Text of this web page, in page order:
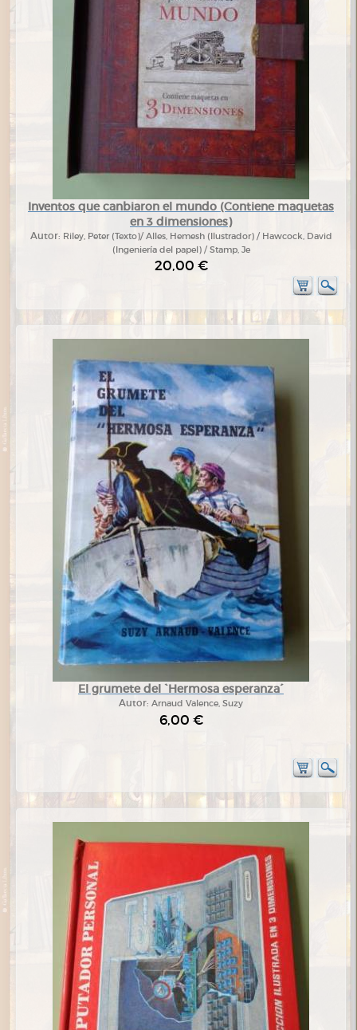
Inventos que canbiaron el mundo (Contiene maquetas
en 3 dimensiones)
Autor: Riley, Peter (Texto)/ Alles, Hemesh (Ilustrador) / Hawcock, David
(Ingeniería del papel) / Stamp, Je
20,00 €
El grumete del `Hermosa esperanza´
Autor: Arnaud Valence, Suzy
6,00 €